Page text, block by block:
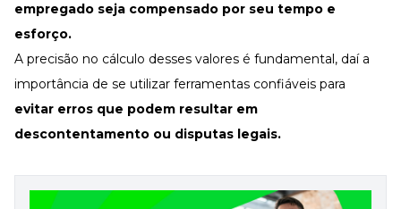
empregado seja compensado por seu tempo e
esforço.
A precisão no cálculo desses valores é fundamental, daí a
importância de se utilizar ferramentas confiáveis para
evitar erros que podem resultar em
descontentamento ou disputas legais.